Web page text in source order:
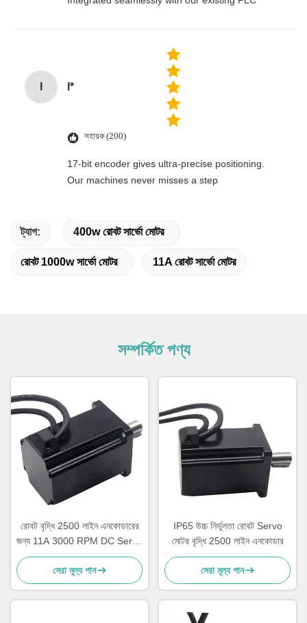
I*
সহায়ক (200)
17-bit encoder gives ultra-precise positioning.
Our machines never misses a step
ট্যাগ: 400w রোবট সার্ভো মোটর
রোবট 1000w সার্ভো মোটর 11A রোবট সার্ভো মোটর
সম্পর্কিত পণ্য
রোবট বৃদ্ধি 2500 লাইন এনকোডারের
জন্য 11A 3000 RPM DC Servo
মোটর
সেরা মূল্য পান
IP65 উচ্চ নির্ভুলতা রোবট Servo
মোটর বৃদ্ধি 2500 লাইন এনকোডার
সেরা মূল্য পান